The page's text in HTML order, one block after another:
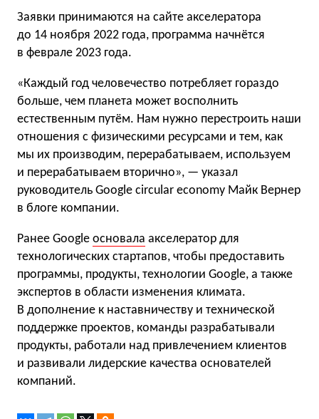
Заявки принимаются на сайте акселератора
до 14 ноября 2022 года, программа начнётся
в феврале 2023 года.
«Каждый год человечество потребляет гораздо
больше, чем планета может восполнить
естественным путём. Нам нужно перестроить наши
отношения с физическими ресурсами и тем, как
мы их производим, перерабатываем, используем
и перерабатываем вторично», — указал
руководитель Google circular economy Майк Вернер
в блоге компании.
Ранее Google основала акселератор для
технологических стартапов, чтобы предоставить
программы, продукты, технологии Google, а также
экспертов в области изменения климата.
В дополнение к наставничеству и технической
поддержке проектов, команды разрабатывали
продукты, работали над привлечением клиентов
и развивали лидерские качества основателей
компаний.